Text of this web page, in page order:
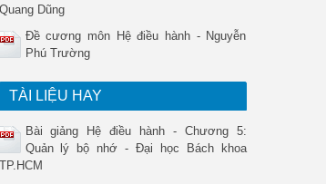
Quang Dũng
Đề cương môn Hệ điều hành - Nguyễn
Phú Trường
TÀI LIỆU HAY
Bài giảng Hệ điều hành - Chương 5:
Quản lý bộ nhớ - Đại học Bách khoa
TP.HCM